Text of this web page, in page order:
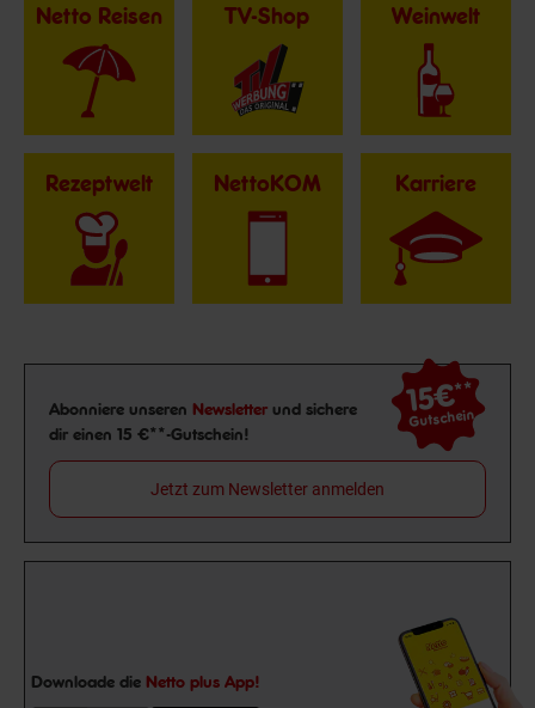
Netto Reisen TV-Shop Weinwelt
Rezeptwelt NettoKOM Karriere
Newsletter Anmeldung
Abonniere unseren Newsletter und sichere
dir einen 15 €**-Gutschein!
15€**
Gutschein
Jetzt zum Newsletter anmelden
Downloade die Netto plus App!